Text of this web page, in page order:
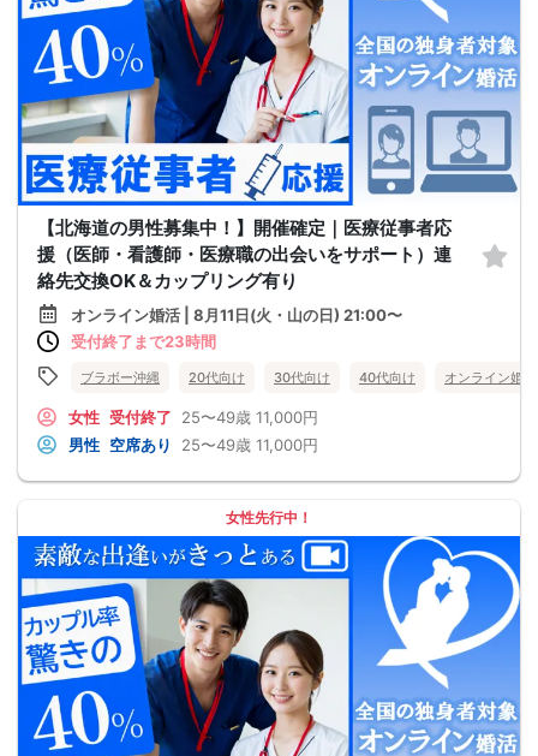
【北海道の男性募集中！】開催確定｜医療従事者応
援（医師・看護師・医療職の出会いをサポート）連
絡先交換OK＆カップリング有り
オンライン婚活 | 8月11日(火・山の日) 21:00〜
受付終了まで23時間
ブラボー沖縄 20代向け 30代向け 40代向け オンライン婚活
女性 受付終了 25〜49歳 11,000円
男性 空席あり 25〜49歳 11,000円
女性先行中！